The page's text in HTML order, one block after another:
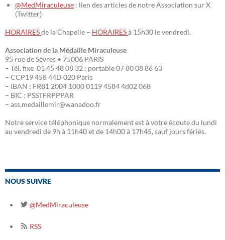
@MedMiraculeuse : lien des articles de notre Association sur X
(Twitter)
HORAIRESde la Chapelle – HORAIRESà 15h30 le vendredi.
Association de la Médaille Miraculeuse
95 rue de Sèvres • 75006 PARIS
– Tél. fixe 01 45 48 08 32 ; portable 07 80 08 86 63
– CCP19 458 44D 020 Paris
– IBAN : FR81 2004 1000 0119 4584 4d02 068
– BIC : PSSTFRPPPAR
– ass.medaillemir@wanadoo.fr
Notre service téléphonique normalement est à votre écoute du lundi
au vendredi de 9h à 11h40 et de 14h00 à 17h45, sauf jours fériés.
NOUS SUIVRE
@MedMiraculeuse
RSS